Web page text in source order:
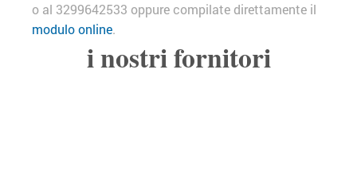
o al 3299642533 oppure compilate direttamente il
modulo online.
i nostri fornitori